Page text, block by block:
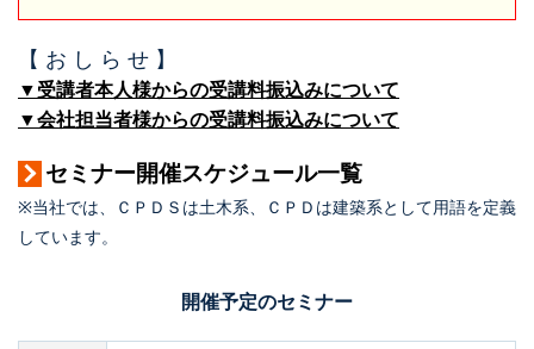
【 お し ら せ 】
▼受講者本人様からの受講料振込みについて
▼会社担当者様からの受講料振込みについて
セミナー開催スケジュール一覧
※当社では、ＣＰＤＳは土木系、ＣＰＤは建築系として用語を定義
しています。
開催予定のセミナー